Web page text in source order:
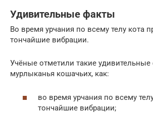
Удивительные факты
Во время урчания по всему телу кота
тончайшие вибрации.
Учёные отметили такие
мурлыканья кошачьих, как:
во время урчания по всему
тончайшие вибрации;